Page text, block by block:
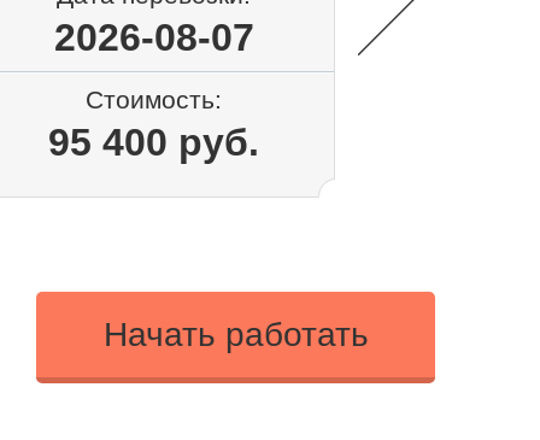
2026-08-07
Стоимость:
95 400 руб.
Начать работать